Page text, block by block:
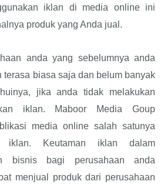
iklan di media online ini
produk yang Anda jual.
anda yang sebelumnya anda
terasa biasa saja dan belum banyak
jika anda tidak melakukan
iklan. Maboor Media Goup
media online salah satunya
iklan. Keutaman iklan dalam
bisnis bagi perusahaan anda
menjual produk dari perusahaan